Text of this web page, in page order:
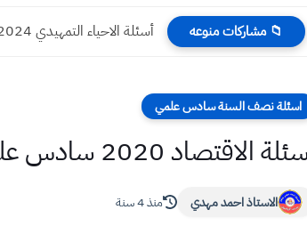
📁 مشاركات منوعه أسئلة الاحياء التمهيدي 2024 صف السادس العلمي
اسئلة نصف السنة سادس علمي
الاقتصاد 2020 سادس علمي تطبيقي نصف السنة
الاستاذ احمد مهدي منذ 4 سنة